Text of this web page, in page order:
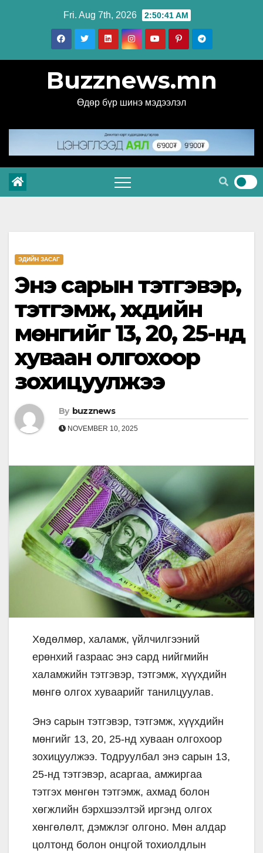
Fri. Aug 7th, 2026 2:50:42 AM
Buzznews.mn
Өдөр бүр шинэ мэдээлэл
ЭДИЙН ЗАСАГ
Энэ сарын тэтгэвэр,
тэтгэмж, хүүхдийн
мөнгийг 13, 20, 25-нд
хуваан олгохоор
зохицуулжээ
By buzznews
NOVEMBER 10, 2025
Хөдөлмөр, халамж, үйлчилгээний
ерөнхий газраас энэ сард нийгмийн
халамжийн тэтгэвэр, тэтгэмж, хүүхдийн
мөнгө олгох хуваарийг танилцуулав.
Энэ сарын тэтгэвэр, тэтгэмж, хүүхдийн
мөнгийг 13, 20, 25-нд хуваан олгохоор
зохицуулжээ. Тодруулбал энэ сарын 13,
25-нд тэтгэвэр, асаргаа, амжиргаа
тэтгэх мөнгөн тэтгэмж, ахмад болон
хөгжлийн бэрхшээлтэй иргэнд олгох
хөнгөлөлт, дэмжлэг олгоно. Мөн алдар
цолтонд болон онцгой тохиолдлын